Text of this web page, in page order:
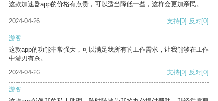
这款加速器app的价格有点贵，可以适当降低一些，这样会更加亲民。
2024-04-26 支持[0] 反对[0]
游客
这款app的功能非常强大，可以满足我所有的工作需求，让我能够在工作
中游刃有余。
2024-04-26
支持[0] 反对[0]
游客